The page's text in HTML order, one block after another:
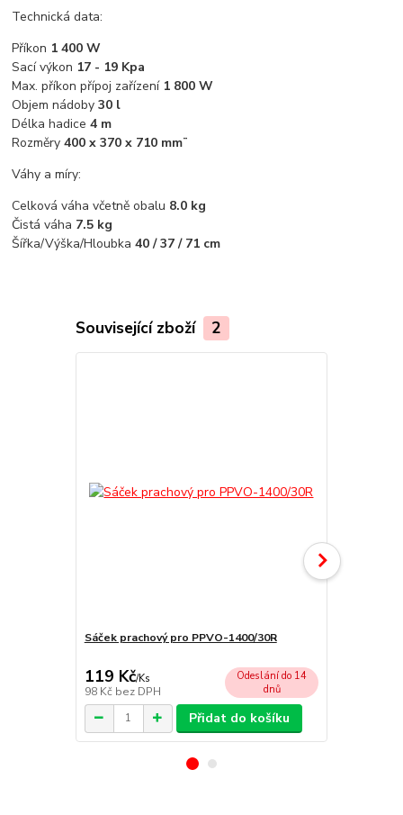
Technická data:
Příkon 1 400 W
Sací výkon 17 - 19 Kpa
Max. příkon přípoj zařízení 1 800 W
Objem nádoby30 l
Délka hadice4 m
Rozměry400 x 370 x 710 mm¨
Váhy a míry:
Celková váha včetně obalu 8.0 kg
Čistá váha 7.5 kg
Šířka/Výška/Hloubka40 / 37 / 71 cm
Související zboží 2
Sáček prachový pro PPVO-1400/30R
119 Kč/Ks
98 Kč bez DPH
Odeslání do 14
dnů
Přidat do košíku